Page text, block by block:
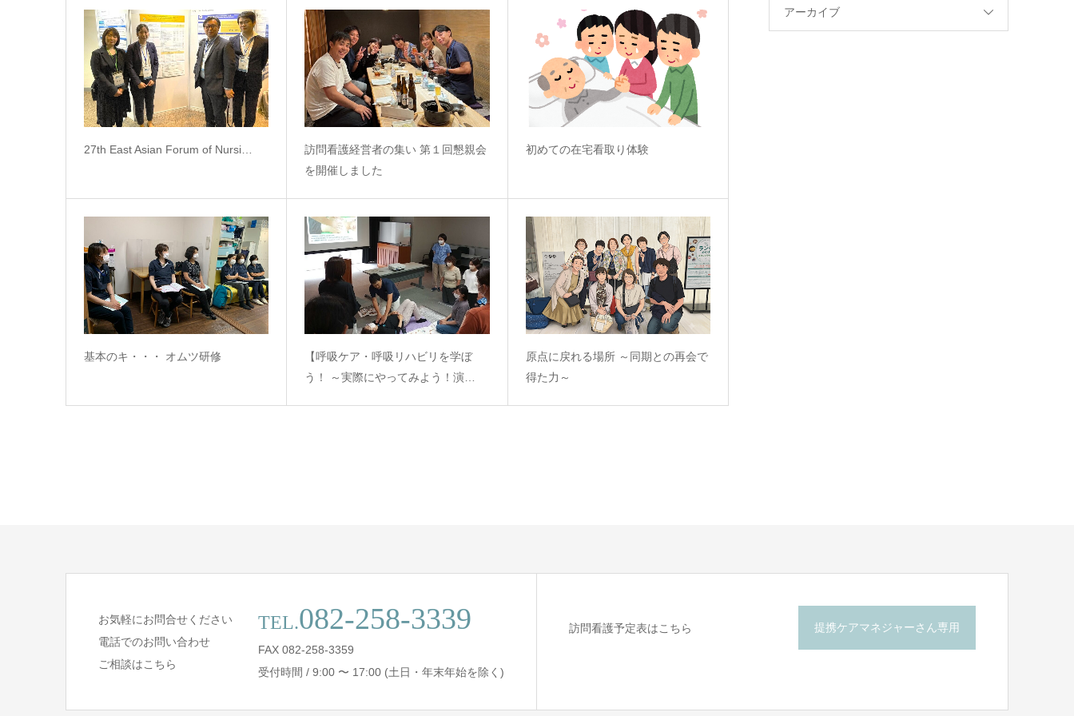
27th East Asian Forum of Nursi…
訪問看護経営者の集い 第１回懇親会
を開催しました
初めての在宅看取り体験
基本のキ・・・ オムツ研修
【呼吸ケア・呼吸リハビリを学ぼ
う！ ～実際にやってみよう！演…
原点に戻れる場所 ～同期との再会で
得た力～
アーカイブ
お気軽にお問合せください
電話でのお問い合わせ
ご相談はこちら
TEL.082-258-3339
FAX 082-258-3359
受付時間 / 9:00 〜 17:00 (土日・年末年始を除く)
訪問看護予定表はこちら 提携ケアマネジャーさん専用